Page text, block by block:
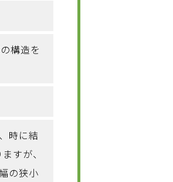
構造を
時に結
すが、
の狭小